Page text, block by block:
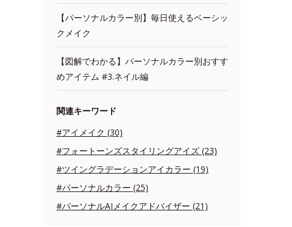
【パーソナルカラー別】毎日使えるベーシッ
クメイク
【図解でわかる】パーソナルカラー別おすす
めアイテム #3.ネイル編
関連キーワード
#アイメイク (30)
#フォートーンズスタイリングアイズ (23)
#ツイングラデーションアイカラー (19)
#パーソナルカラー (25)
#パーソナルAIメイクアドバイザー (21)